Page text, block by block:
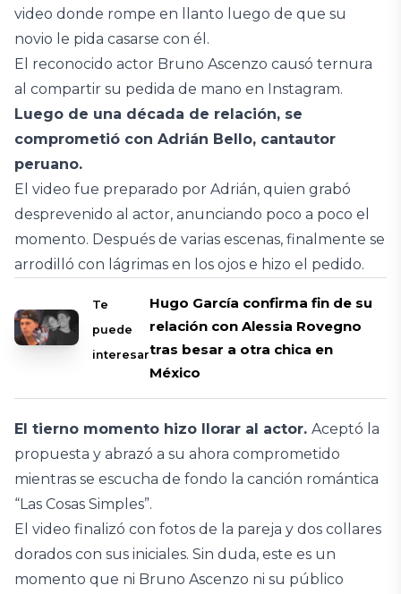
video donde rompe en llanto luego de que su
novio le pida casarse con él.
El reconocido actor Bruno Ascenzo causó ternura
al compartir su pedida de mano en Instagram.
Luego de una década de relación, se
comprometió con Adrián Bello, cantautor
peruano.
El video fue preparado por Adrián, quien grabó
desprevenido al actor, anunciando poco a poco el
momento. Después de varias escenas, finalmente se
arrodilló con lágrimas en los ojos e hizo el pedido.
Te
puede
interesar
Hugo García confirma fin de su
relación con Alessia Rovegno
tras besar a otra chica en
México
El tierno momento hizo llorar al actor. Aceptó la
propuesta y abrazó a su ahora comprometido
mientras se escucha de fondo la canción romántica
“Las Cosas Simples”.
El video finalizó con fotos de la pareja y dos collares
dorados con sus iniciales. Sin duda, este es un
momento que ni Bruno Ascenzo ni su público